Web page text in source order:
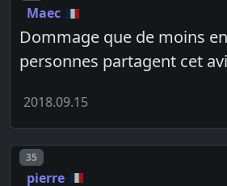
Maec
Dommage que de moins
personnes partagent cet
2018.09.15
Post number
35
pierre